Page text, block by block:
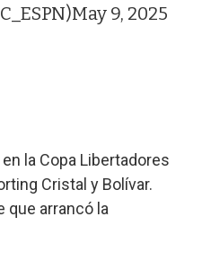
May 9, 2025
la Copa Libertadores
Cristal y Bolívar.
que arrancó la